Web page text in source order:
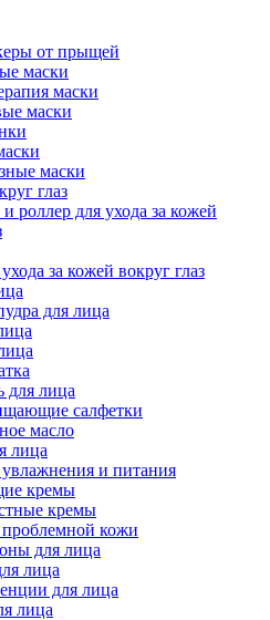
от прыщей
маски
маски
маски
маски
глаз
роллер для ухода за кожей
за кожей вокруг глаз
для лица
для лица
салфетки
масло
лица
и питания
кремы
кремы
кожи
для лица
лица
для лица
лица